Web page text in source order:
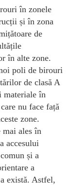
în zonele
și în zona
de
în alte zone.
poli de birouri
de clasă A
materiale în
nu face față
zone.
mai ales în
accesului
și a
a
există. Astfel,